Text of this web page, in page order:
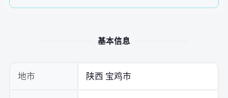
基本信息
地市 陕西 宝鸡市